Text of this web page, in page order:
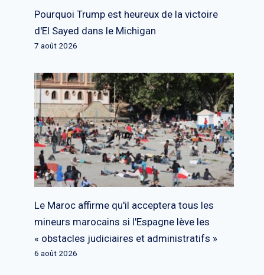
Pourquoi Trump est heureux de la victoire
d'El Sayed dans le Michigan
7 août 2026
Le Maroc affirme qu'il acceptera tous les
mineurs marocains si l'Espagne lève les
« obstacles judiciaires et administratifs »
6 août 2026